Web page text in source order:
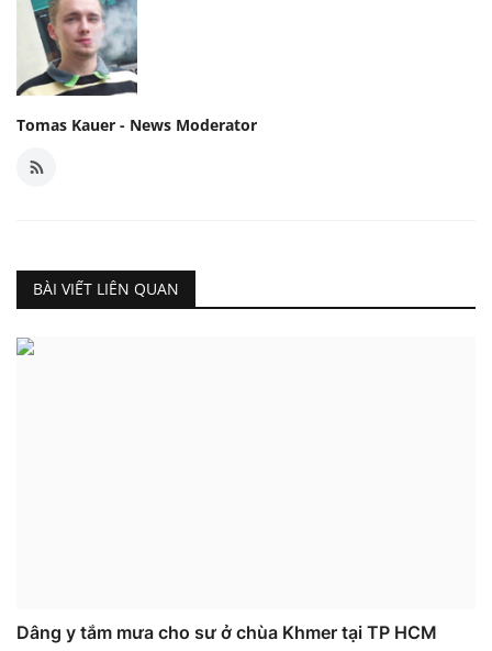
Tomas Kauer - News Moderator
BÀI VIẾT LIÊN QUAN
Dâng y tắm mưa cho sư ở chùa Khmer tại TP HCM